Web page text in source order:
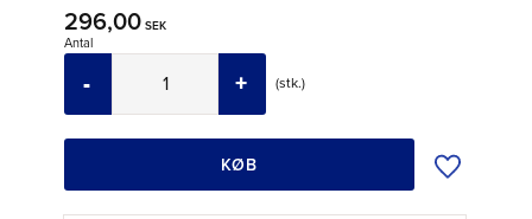
296,00 SEK
Antal
stk.
+
-
KØB Tilføj til